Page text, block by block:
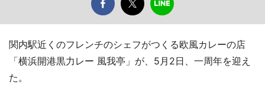
関内駅近くのフレンチのシェフがつくる欧風カレーの店
「横浜開港黒力レー 風我亭」が、5月2日、一周年を迎え
た。